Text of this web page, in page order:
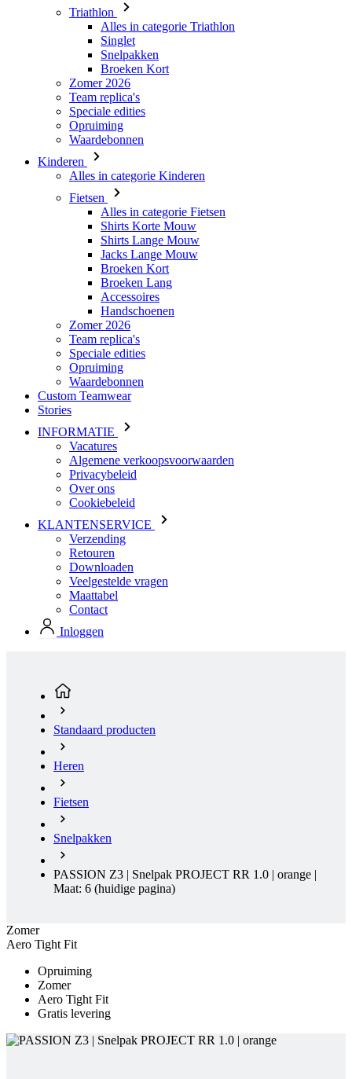
Zomer 2026
Team replica's
Speciale edities
Opruiming
Waardebonnen
Kinderen
Alles in categorie Kinderen
Fietsen
Alles in categorie Fietsen
Shirts Lange Mouw
Jacks Lange Mouw
Broeken Kort
Broeken Lang
Accessoires
Handschoenen
Zomer 2026
Team replica's
Speciale edities
Opruiming
Waardebonnen
Custom Teamwear
Stories
INFORMATIE
Vacatures
Algemene verkoopsvoorwaarden
Privacybeleid
Cookiebeleid
KLANTENSERVICE
Verzending
Retouren
Downloaden
Veelgestelde vragen
Maattabel
Contact
Inloggen
Heren
Fietsen
Snelpakken
PASSION Z3 | Snelpak PROJECT RR 1.0 | orange |
Maat: 6
Aero Tight Fit
Aero Tight Fit
Gratis levering